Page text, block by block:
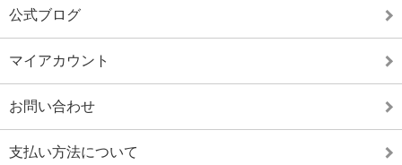
公式ブログ
マイアカウント
お問い合わせ
支払い方法について